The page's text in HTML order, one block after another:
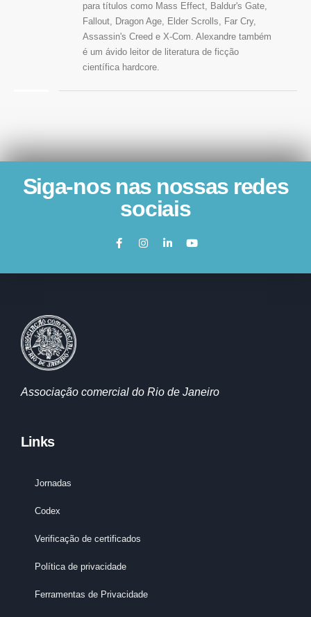
para títulos como Mass Effect, Baldur's Gate,
Fallout, Dragon Age, Elder Scrolls, Far Cry,
Assassin's Creed e X-Com. Alexandre também
é um ávido leitor de literatura de ficção
científica hardcore.
Siga-nos nas nossas redes
sociais
Associação comercial do Rio de Janeiro
Links
Jornadas
Codex
Verificação de certificados
Política de privacidade
Ferramentas de Privacidade